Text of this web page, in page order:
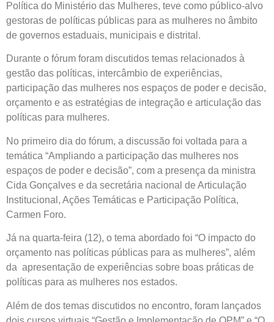
Política do Ministério das Mulheres, teve como público-alvo
gestoras de políticas públicas para as mulheres no âmbito
de governos estaduais, municipais e distrital.
Durante o fórum foram discutidos temas relacionados à
gestão das políticas, intercâmbio de experiências,
participação das mulheres nos espaços de poder e decisão,
orçamento e as estratégias de integração e articulação das
políticas para mulheres.
No primeiro dia do fórum, a discussão foi voltada para a
temática “Ampliando a participação das mulheres nos
espaços de poder e decisão”, com a presença da ministra
Cida Gonçalves e da secretária nacional de Articulação
Institucional, Ações Temáticas e Participação Política,
Carmen Foro.
Já na quarta-feira (12), o tema abordado foi “O impacto do
orçamento nas políticas públicas para as mulheres”, além
da apresentação de experiências sobre boas práticas de
políticas para as mulheres nos estados.
Além de dos temas discutidos no encontro, foram lançados